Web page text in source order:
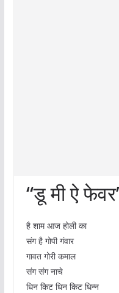
“डू मी ऐ
है शाम आज होली का
संग है गोपी गंवार
गावत गोरी कमाल
संग संग नाचे
धिन किट धिन किट धिन्न